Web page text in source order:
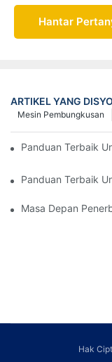
Hantar
ARTIKEL YANG
Mesin Pembungkusan
Panduan Terbaik
Panduan Terbaik
Masa Depan
Hak